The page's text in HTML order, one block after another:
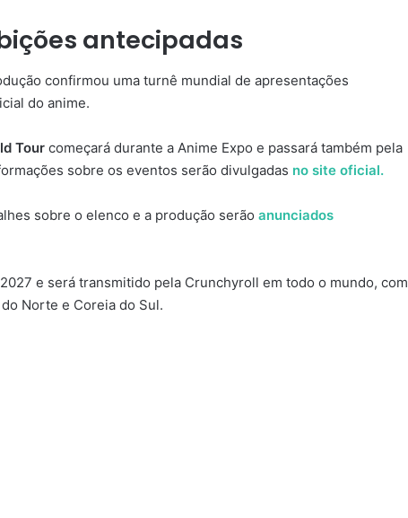
antecipadas
confirmou uma turnê mundial de apresentações
do anime.
Tour começará durante a Anime Expo e passará também pela
sobre os eventos serão divulgadas no site oficial.
sobre o elenco e a produção serão anunciados
e será transmitido pela Crunchyroll em todo o mundo, com
Norte e Coreia do Sul.